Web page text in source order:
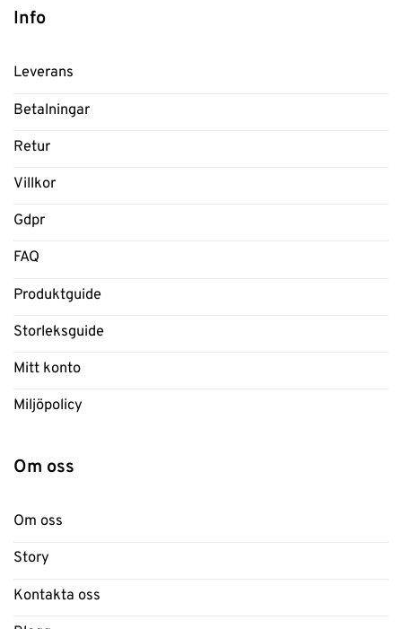
Info
Leverans
Betalningar
Retur
Villkor
Gdpr
FAQ
Produktguide
Storleksguide
Mitt konto
Miljöpolicy
Om oss
Om oss
Story
Kontakta oss